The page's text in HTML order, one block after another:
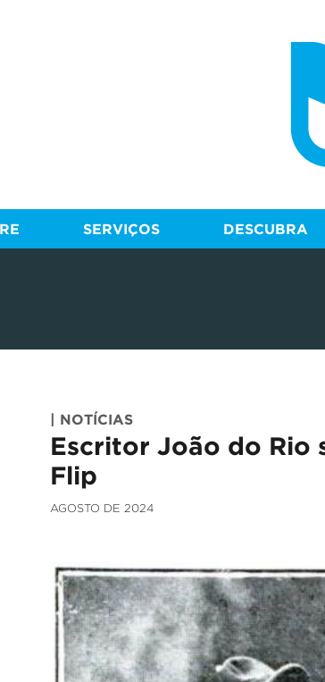
SERVIÇOS DESCUBRA
| NOTÍCIAS
Escritor João do Rio
Flip
AGOSTO DE 2024